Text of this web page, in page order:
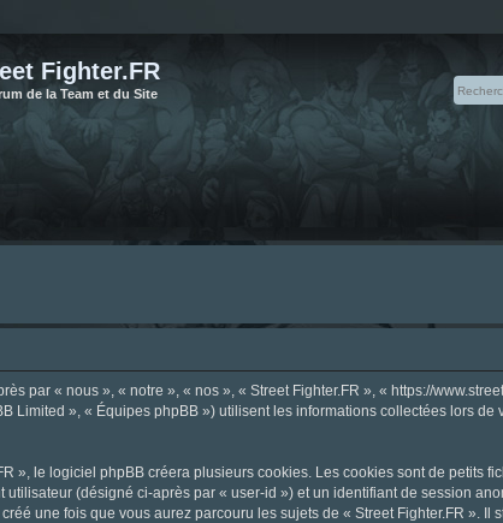
Fighter.FR
de la Team et du Site
par « nous », « notre », « nos », « Street Fighter.FR », « https://
», « Équipes phpBB ») utilisent les informations collectées lors de
», le logiciel phpBB créera plusieurs cookies. Les cookies sont de petits
(désigné ci-après par « user-id ») et un identifiant de session
une fois que vous aurez parcouru les sujets de « Street Fighter.FR ». Il